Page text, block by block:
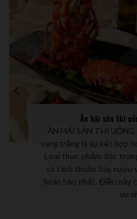
Ăn hải sản thì
ĂN HẢI SẢN THÌ
vang trắng là sự kết hợp
Loại thực phẩm đặc
và tanh thuần túy, rượu
hoàn hảo nhất. Điều này
vụ